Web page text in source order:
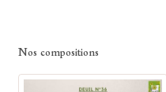
Nos compositions